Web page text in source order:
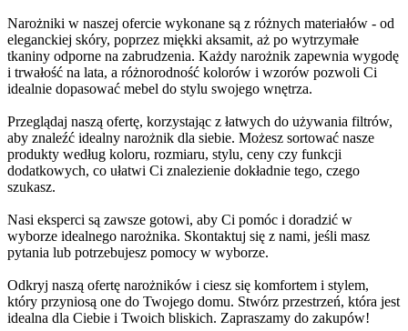
Narożniki w naszej ofercie wykonane są z różnych materiałów - od
eleganckiej skóry, poprzez miękki aksamit, aż po wytrzymałe
tkaniny odporne na zabrudzenia. Każdy narożnik zapewnia wygodę
i trwałość na lata, a różnorodność kolorów i wzorów pozwoli Ci
idealnie dopasować mebel do stylu swojego wnętrza.
Przeglądaj naszą ofertę, korzystając z łatwych do używania filtrów,
aby znaleźć idealny narożnik dla siebie. Możesz sortować nasze
produkty według koloru, rozmiaru, stylu, ceny czy funkcji
dodatkowych, co ułatwi Ci znalezienie dokładnie tego, czego
szukasz.
Nasi eksperci są zawsze gotowi, aby Ci pomóc i doradzić w
wyborze idealnego narożnika. Skontaktuj się z nami, jeśli masz
pytania lub potrzebujesz pomocy w wyborze.
Odkryj naszą ofertę narożników i ciesz się komfortem i stylem,
który przyniosą one do Twojego domu. Stwórz przestrzeń, która jest
idealna dla Ciebie i Twoich bliskich. Zapraszamy do zakupów!